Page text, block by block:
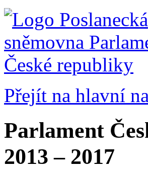
Přejít na hlavní
Parlament
2013 – 2017